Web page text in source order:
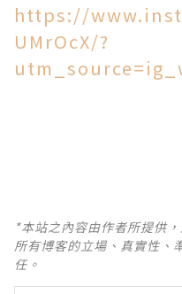
https://
UMrOcX/?
*本站之內容由作者所提供
所有博客的立場、真實性、
任。